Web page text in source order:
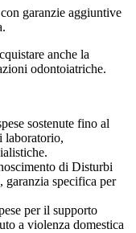
garanzie aggiuntive
anche la
odontoiatriche.
sostenute fino al
laboratorio,
di Disturbi
specifica per
per il supporto
a violenza domestica